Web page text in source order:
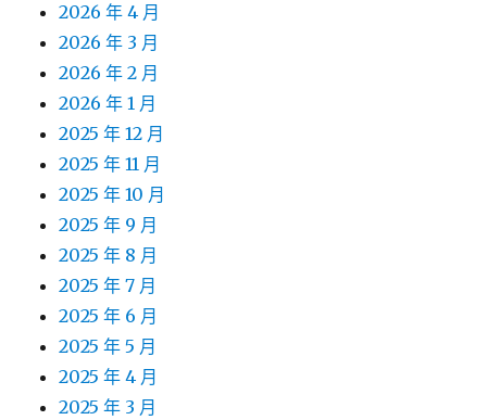
2026 年 4 月
2026 年 3 月
2026 年 2 月
2026 年 1 月
2025 年 12 月
2025 年 11 月
2025 年 10 月
2025 年 9 月
2025 年 8 月
2025 年 7 月
2025 年 6 月
2025 年 5 月
2025 年 4 月
2025 年 3 月